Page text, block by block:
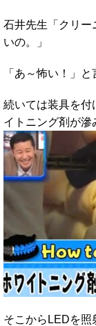
石井先生「クリー
いの。」
「あ～怖い！」
続いては装具を付
イトニング剤が滲
そこからLEDを照